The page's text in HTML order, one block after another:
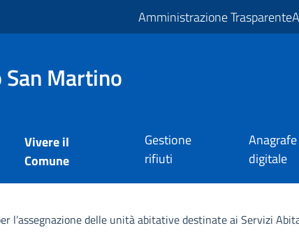
Amministrazione Trasparente
San Martino
Vivere il
Comune
Gestione
rifiuti
Anagrafe
digitale
l’assegnazione delle unità abitative destinate ai Servizi